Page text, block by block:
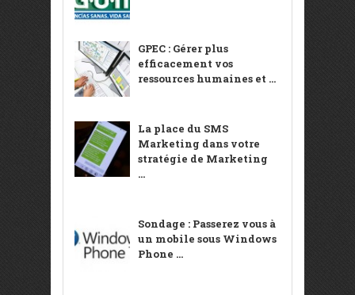
GPEC : Gérer plus
efficacement vos
ressources humaines et ...
La place du SMS
Marketing dans votre
stratégie de Marketing
...
Sondage : Passerez vous à
un mobile sous Windows
Phone ...